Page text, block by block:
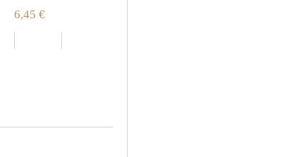
6,45 €